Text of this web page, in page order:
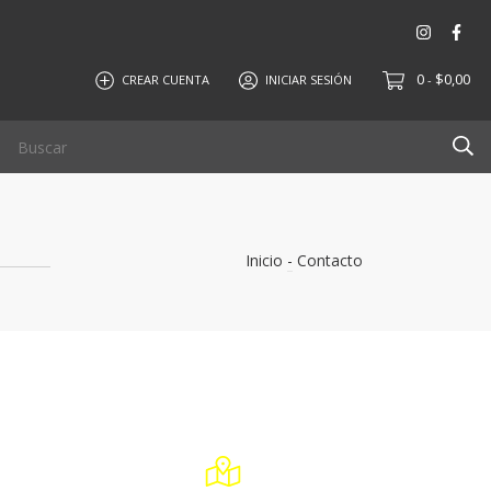
CREAR CUENTA INICIAR SESIÓN 0 - $0,00
Inicio - Contacto